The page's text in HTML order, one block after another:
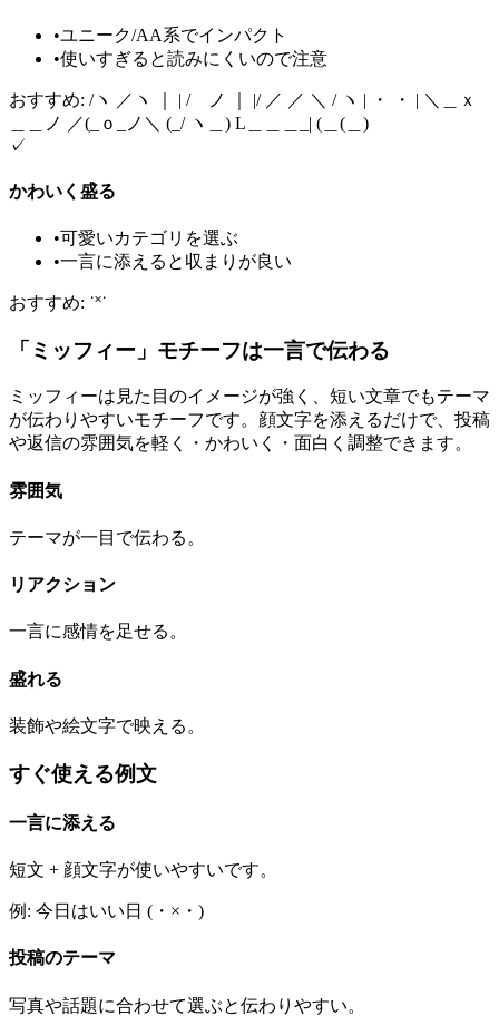
•ユニーク/AA系でインパクト
•使いすぎると読みにくいので注意
おすすめ: /ヽ ／ヽ ｜ | / ノ ｜ |/ ／ ／ ＼ / ヽ | ・ ・ | ＼＿ｘ
＿＿ノ ／(_ｏ_ノ＼ (_/ ヽ＿) L＿＿＿_| (＿(＿)
✓
かわいく盛る
•可愛いカテゴリを選ぶ
•一言に添えると収まりが良い
おすすめ: ˙˟˙
「ミッフィー」モチーフは一言で伝わる
ミッフィーは見た目のイメージが強く、短い文章でもテーマ
が伝わりやすいモチーフです。顔文字を添えるだけで、投稿
や返信の雰囲気を軽く・かわいく・面白く調整できます。
雰囲気
テーマが一目で伝わる。
リアクション
一言に感情を足せる。
盛れる
装飾や絵文字で映える。
すぐ使える例文
一言に添える
短文 + 顔文字が使いやすいです。
例: 今日はいい日 (・×・)
投稿のテーマ
写真や話題に合わせて選ぶと伝わりやすい。